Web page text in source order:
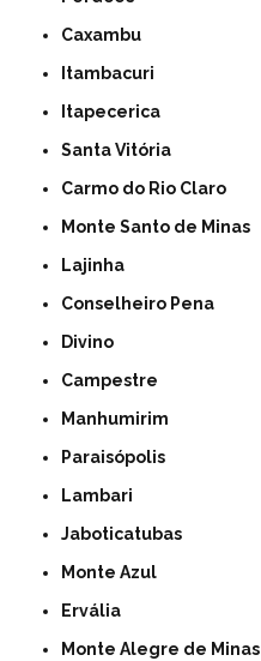
Caxambu
Itambacuri
Itapecerica
Santa Vitória
Carmo do Rio Claro
Monte Santo de Minas
Lajinha
Conselheiro Pena
Divino
Campestre
Manhumirim
Paraisópolis
Lambari
Jaboticatubas
Monte Azul
Ervália
Monte Alegre de Minas